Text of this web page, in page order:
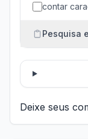
contar
Pesquisa
Deixe seus